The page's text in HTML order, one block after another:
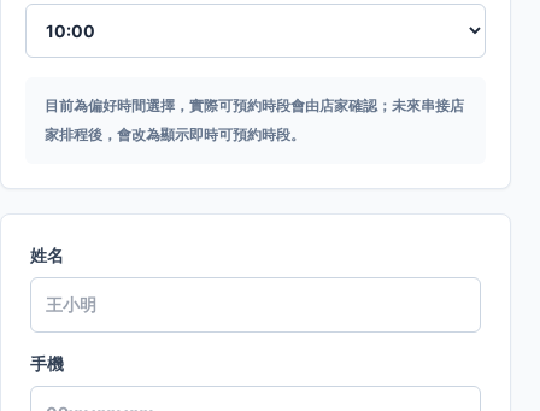
目前為偏好時間選擇，實際可預約時段會由店家確認；未來串接店
家排程後，會改為顯示即時可預約時段。
姓名
手機